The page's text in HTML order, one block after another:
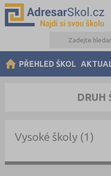
PŘEHLED ŠKOL
DRUH
Vysoké školy (1)